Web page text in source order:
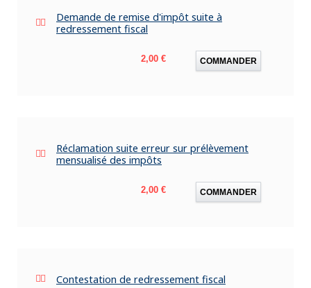
Demande de remise d'impôt suite à
redressement fiscal
Prix
2,00 € COMMANDER
Réclamation suite erreur sur prélèvement
mensualisé des impôts
Prix
2,00 € COMMANDER
Contestation de redressement fiscal